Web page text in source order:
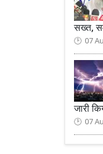
सख्त,
07
जारी
07